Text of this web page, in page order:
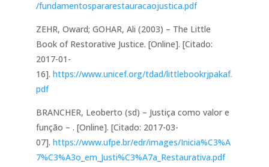
/fundamentospararestauracaojustica.pdf
ZEHR, Oward; GOHAR, Ali (2003) – The Little
Book of Restorative Justice. [Online]. [Citado:
2017-01-
16]. https://www.unicef.org/tdad/littlebookrjpakaf.
pdf
BRANCHER, Leoberto (sd) – Justiça como valor e
função – . [Online]. [Citado: 2017-03-
07]. https://www.ufpe.br/edr/images/Inicia%C3%A
7%C3%A3o_em_Justi%C3%A7a_Restaurativa.pdf